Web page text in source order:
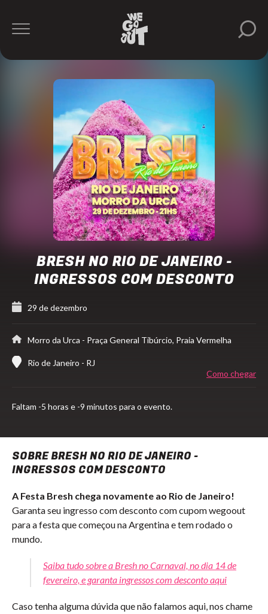
We
Ideas
BRESH NO RIO DE JANEIRO -
INGRESSOS COM DESCONTO
29 de dezembro
Morro da Urca - Praça General Tibúrcio, Praia Vermelha
Rio de Janeiro - RJ
Como chegar
Faltam -5 horas e -9 minutos para o evento.
SOBRE BRESH NO RIO DE JANEIRO -
INGRESSOS COM DESCONTO
A Festa Bresh chega novamente ao Rio de Janeiro!
Garanta seu ingresso com desconto com cupom wegoout
para a festa que começou na Argentina e tem rodado o
mundo.
Saiba tudo sobre a Bresh no Carnaval, no dia 14 de
fevereiro, e garanta ingressos com desconto aqui
Caso tenha alguma dúvida que não falamos aqui, nos chame